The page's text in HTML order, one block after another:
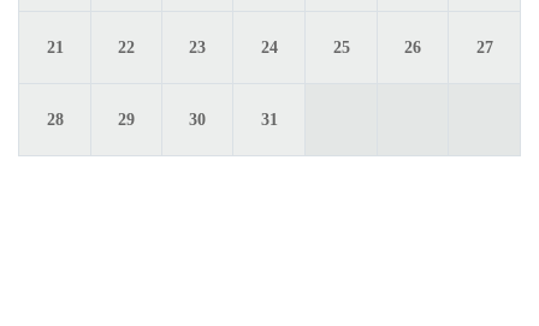
21 22 23 24 25 26 27
28 29 30 31